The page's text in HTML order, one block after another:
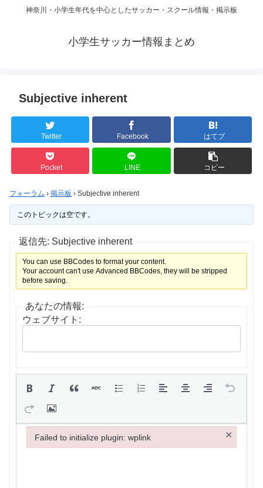
神奈川・小学生年代を中心としたサッカー・スクール情報・掲示板
小学生サッカー情報まとめ
Subjective inherent
Twitter Facebook はてブ
Pocket LINE コピー
フォーラム › 掲示板 › Subjective inherent
このトピックは空です。
返信先: Subjective inherent
You can use BBCodes to format your content.
Your account can't use Advanced BBCodes, they will be stripped
before saving.
あなたの情報:
ウェブサイト:
Failed to initialize plugin: wplink ×
Failed to initialize plugin: wplink